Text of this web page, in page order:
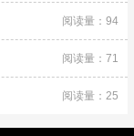
阅读量：94
阅读量：71
阅读量：25